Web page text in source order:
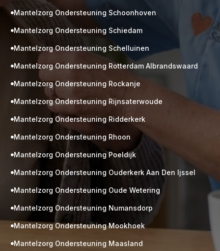
Gratis
M
 Mantelzorg Ondersteuning Schoonhoven
 Mantelzorg Ondersteuning Schiedam
 Mantelzorg Ondersteuning Schelluinen
 Mantelzorg Ondersteuning Rotterdam Albrandswaard
 Mantelzorg Ondersteuning Rockanje
 Mantelzorg Ondersteuning Rijnsaterwoude
 Mantelzorg Ondersteuning Ridderkerk
 Mantelzorg Ondersteuning Rhoon
 Mantelzorg Ondersteuning Poeldijk
 Mantelzorg Ondersteuning Ouderkerk Aan Den Ijssel
 Mantelzorg Ondersteuning Oude Wetering
 Mantelzorg Ondersteuning Numansdorp
 Mantelzorg Ondersteuning Mookhoek
 Mantelzorg Ondersteuning Maasland